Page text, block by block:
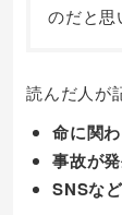
のだと思
読んだ人が
命に関
事故が
SNSな